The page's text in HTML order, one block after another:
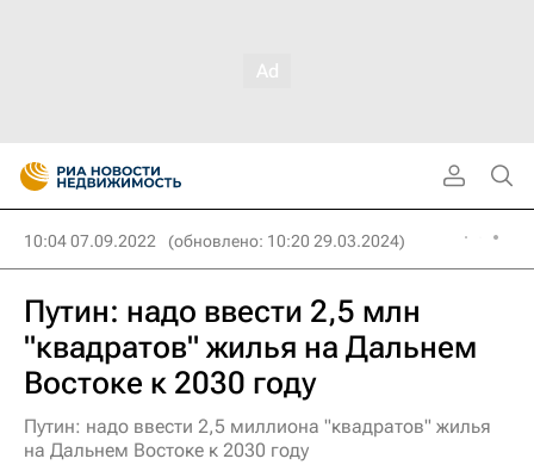
10:04 07.09.2022 (обновлено: 10:20 29.03.2024)
Путин: надо ввести 2,5 млн
"квадратов" жилья на Дальнем
Востоке к 2030 году
Путин: надо ввести 2,5 миллиона "квадратов" жилья
на Дальнем Востоке к 2030 году